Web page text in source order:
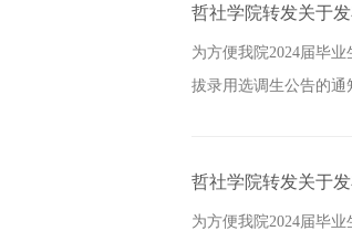
哲社学院转发关于
为方便我院2024届毕
拔录用选调生公告的
哲社学院转发关于
为方便我院2024届毕